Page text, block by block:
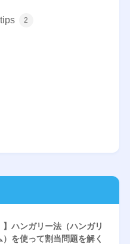
2
】ハンガリー法（ハンガリ
を使って割当問題を解く